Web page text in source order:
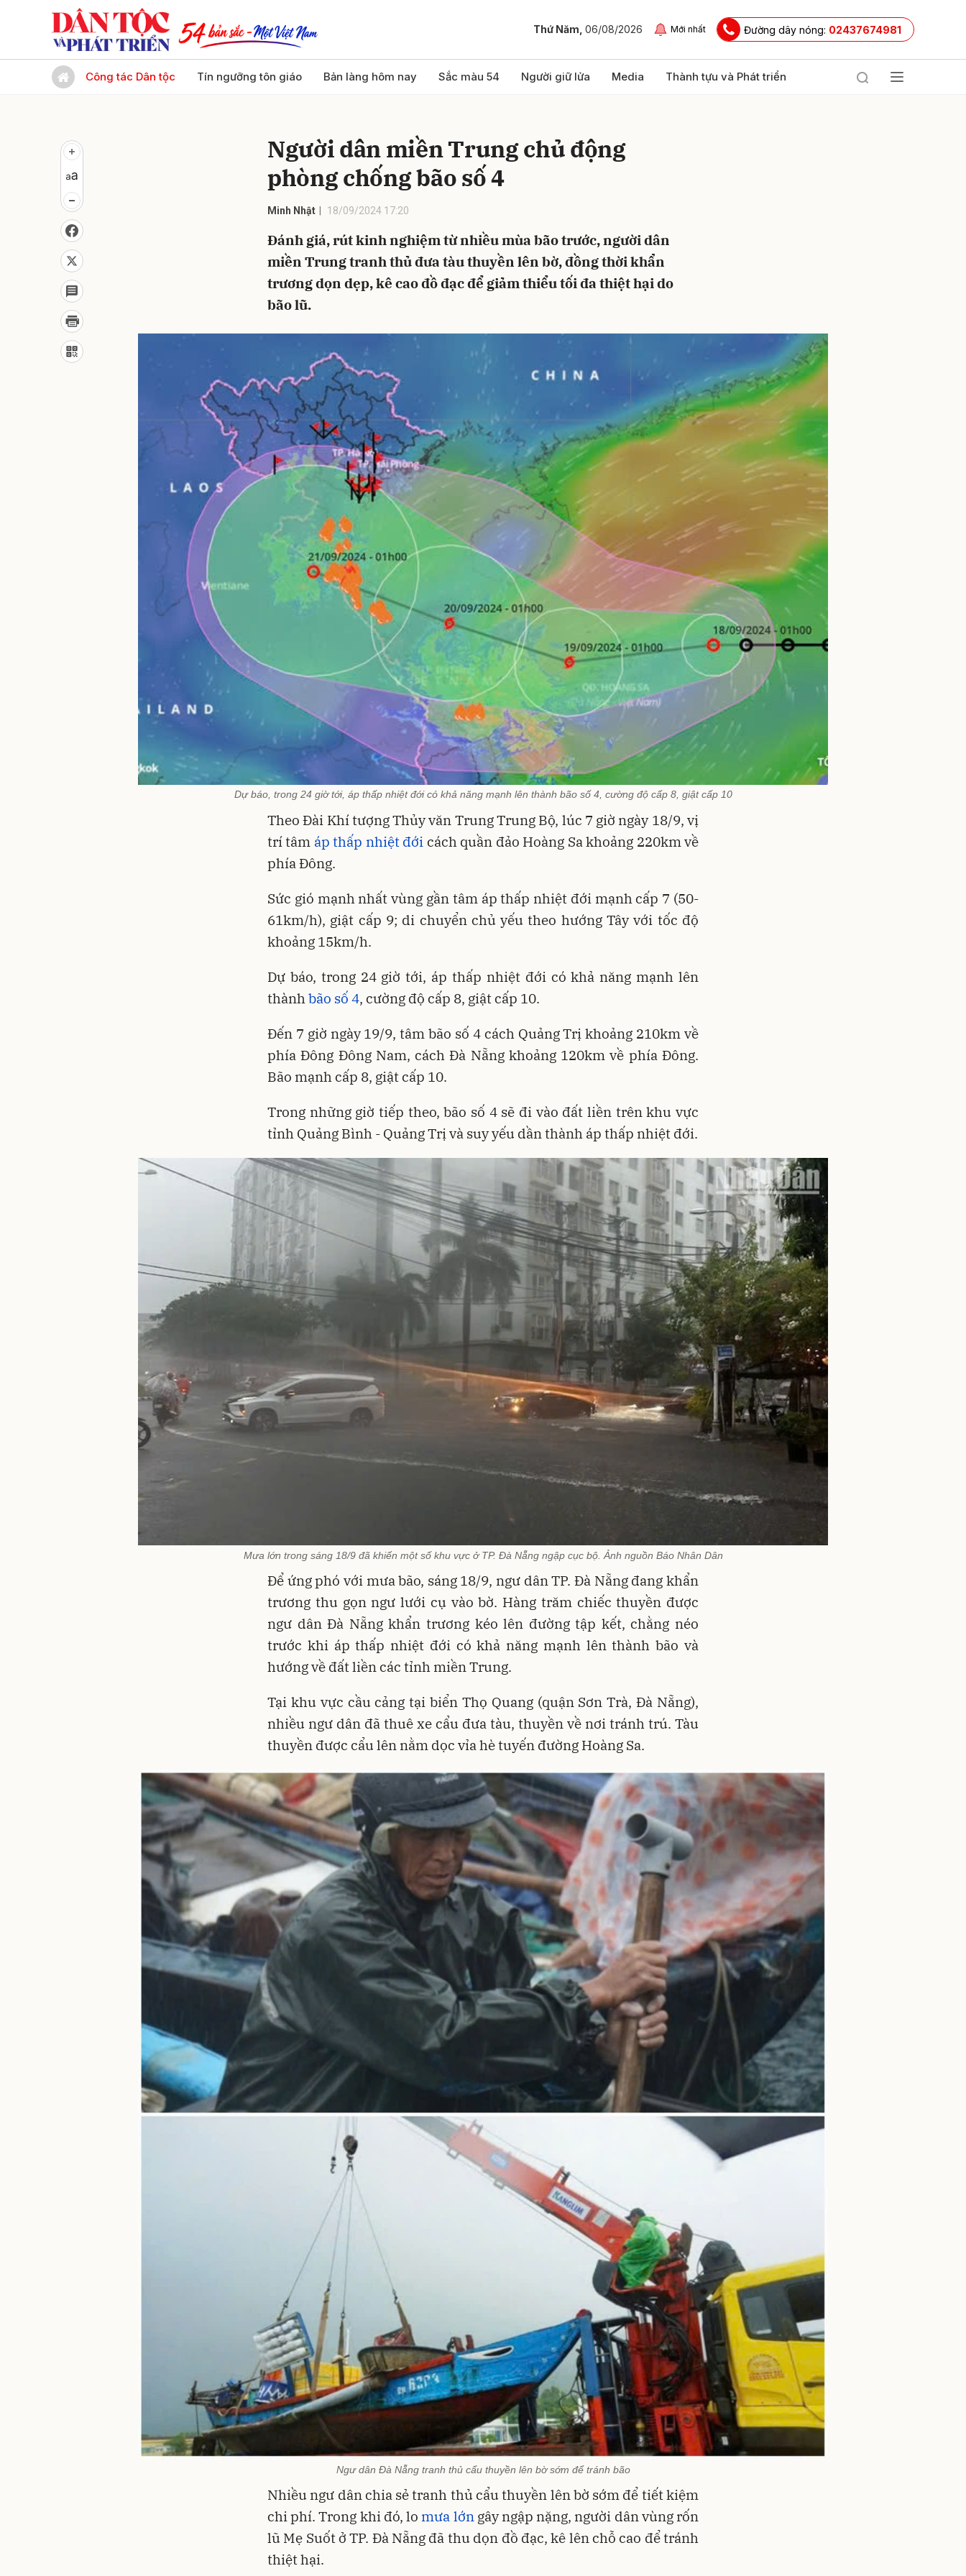
Thứ Năm, 06/08/2026 Mới nhất Đường dây nóng: 02437674981
Công tác Dân tộc Tín ngưỡng tôn giáo Bản làng hôm nay Sắc màu 54 Người giữ lửa Media Thành tựu và Phát triển
Người dân miền Trung chủ động
phòng chống bão số 4
Minh Nhật 18/09/2024 17:20
Đánh giá, rút kinh nghiệm từ nhiều mùa bão trước, người dân
miền Trung tranh thủ đưa tàu thuyền lên bờ, đồng thời khẩn
trương dọn dẹp, kê cao đồ đạc để giảm thiểu tối đa thiệt hại do
bão lũ.
Dự báo, trong 24 giờ tới, áp thấp nhiệt đới có khả năng mạnh lên thành bão số 4, cường độ cấp 8, giật cấp 10
Theo Đài Khí tượng Thủy văn Trung Trung Bộ, lúc 7 giờ ngày 18/9, vị
trí tâm áp thấp nhiệt đới cách quần đảo Hoàng Sa khoảng 220km về
phía Đông.
Sức gió mạnh nhất vùng gần tâm áp thấp nhiệt đới mạnh cấp 7 (50-
61km/h), giật cấp 9; di chuyển chủ yếu theo hướng Tây với tốc độ
khoảng 15km/h.
Dự báo, trong 24 giờ tới, áp thấp nhiệt đới có khả năng mạnh lên
thành bão số 4, cường độ cấp 8, giật cấp 10.
Đến 7 giờ ngày 19/9, tâm bão số 4 cách Quảng Trị khoảng 210km về
phía Đông Đông Nam, cách Đà Nẵng khoảng 120km về phía Đông.
Bão mạnh cấp 8, giật cấp 10.
Trong những giờ tiếp theo, bão số 4 sẽ đi vào đất liền trên khu vực
tỉnh Quảng Bình - Quảng Trị và suy yếu dần thành áp thấp nhiệt đới.
Mưa lớn trong sáng 18/9 đã khiến một số khu vực ở TP. Đà Nẵng ngập cục bộ. Ảnh nguồn Báo Nhân Dân
Để ứng phó với mưa bão, sáng 18/9, ngư dân TP. Đà Nẵng đang khẩn
trương thu gọn ngư lưới cụ vào bờ. Hàng trăm chiếc thuyền được
ngư dân Đà Nẵng khẩn trương kéo lên đường tập kết, chằng néo
trước khi áp thấp nhiệt đới có khả năng mạnh lên thành bão và
hướng về đất liền các tỉnh miền Trung.
Tại khu vực cầu cảng tại biển Thọ Quang (quận Sơn Trà, Đà Nẵng),
nhiều ngư dân đã thuê xe cẩu đưa tàu, thuyền về nơi tránh trú. Tàu
thuyền được cẩu lên nằm dọc vỉa hè tuyến đường Hoàng Sa.
Ngư dân Đà Nẵng tranh thủ cẩu thuyền lên bờ sớm để tránh bão
Nhiều ngư dân chia sẻ tranh thủ cẩu thuyền lên bờ sớm để tiết kiệm
chi phí. Trong khi đó, lo mưa lớngây ngập nặng, người dân vùng rốn
lũ Mẹ Suốt ở TP. Đà Nẵng đã thu dọn đồ đạc, kê lên chỗ cao để tránh
thiệt hại.
Gửi bình luận
Hủy Gửi